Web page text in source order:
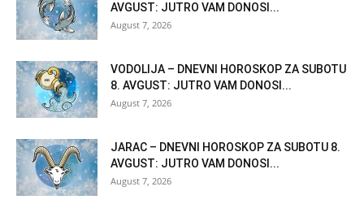
AVGUST: JUTRO VAM DONOSI...
August 7, 2026
VODOLIJA – DNEVNI HOROSKOP ZA SUBOTU
8. AVGUST: JUTRO VAM DONOSI...
August 7, 2026
JARAC – DNEVNI HOROSKOP ZA SUBOTU 8.
AVGUST: JUTRO VAM DONOSI...
August 7, 2026